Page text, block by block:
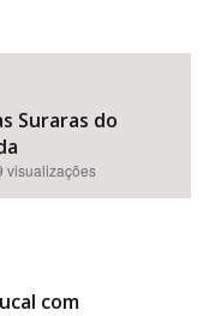
Suraras do
visualizações
com